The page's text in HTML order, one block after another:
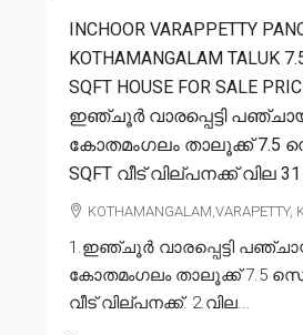
INCHOOR VARAPPETTY
KOTHAMANGALAM TALUK
SQFT HOUSE FOR SALE
ഇഞ്ചൂർ വാരപ്പെട്ടി
കോതമംഗലം താലൂക്ക് 7.5
SQFT വീട് വില്പനക്ക് വില
1.ഇഞ്ചൂർ വാരപ്പെട്ടി
കോതമംഗലം താലൂക്ക് 7.5
വീട് വില്പനക്ക്. 2.വില...